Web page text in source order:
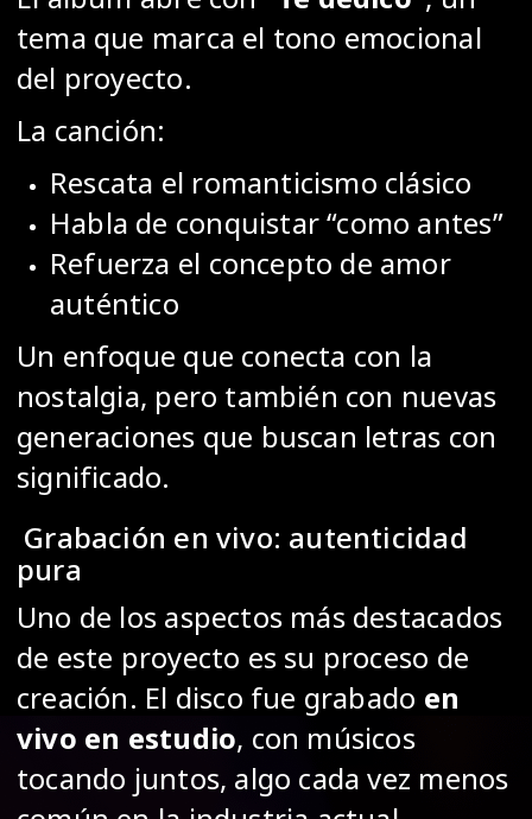
tema que marca el tono emocional
del proyecto.
La canción:
Rescata el romanticismo clásico
Habla de conquistar “como antes”
Refuerza el concepto de amor
auténtico
Un enfoque que conecta con la
nostalgia, pero también con nuevas
generaciones que buscan letras con
significado.
Grabación en vivo: autenticidad
pura
Uno de los aspectos más destacados
de este proyecto es su proceso de
creación. El disco fue grabado en
vivo en estudio, con músicos
tocando juntos, algo cada vez menos